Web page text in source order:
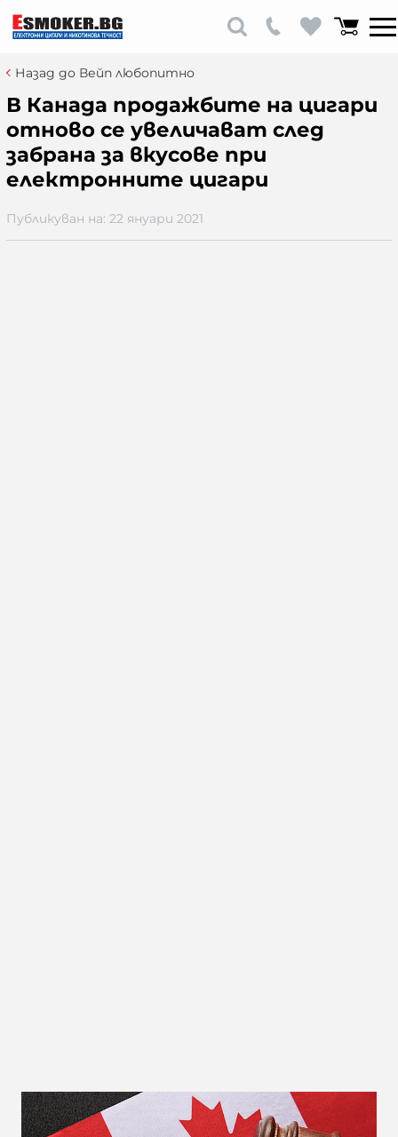
Назад до Вейп любопитно
В Канада продажбите на цигари
отново се увеличават след
забрана за вкусове при
електронните цигари
Публикуван на: 22 януари 2021